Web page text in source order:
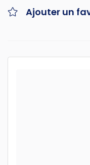
Ajouter un